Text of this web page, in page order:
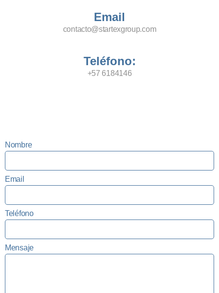
Email
contacto@startexgroup.com
Teléfono:
+57 6184146
Nombre
Email
Teléfono
Mensaje